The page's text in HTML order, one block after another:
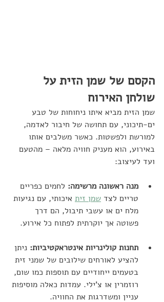
הקסם של שמן הזית על
שולחן האירוח
שמן הזית מביא איתו ניחוחות של טבע
ים-תיכוני, עם תחושה של חיבור לאדמה,
למורשת ולפשטות. כאשר משלבים אותו
באירוע, הוא מעניק חוויה מלאה – מהטעם
ועד לעיצוב:
מנה ראשונה מרשימה: לחמים כפריים
טריים לצד שמן זית איכותי, עם נגיעות
מלח ים או עשבי תיבול, הם דרך
פשוטה אך יוקרתית לפתוח כל אירוע.
תחנות קולינריות אינטראקטיביות: ניתן
להציע לאורחים שילובים של שמני זית
בטעמים ייחודיים עם תוספות כמו שום,
רוזמרין או צ'ילי. עמדות כאלה מוסיפות
עניין ומשדרגות את החוויה.